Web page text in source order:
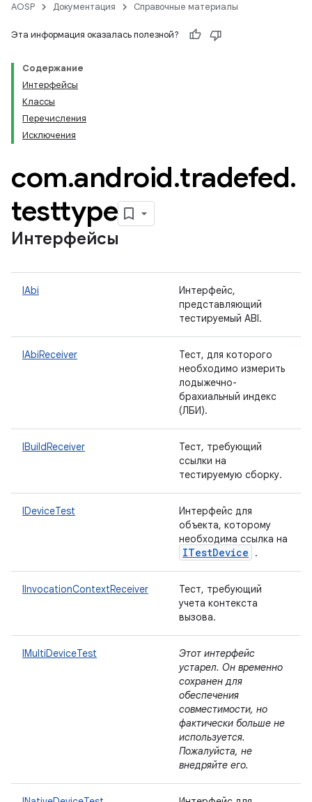
AOSP Документация Справочные материалы
Эта информация оказалась полезной?
Содержание
Интерфейсы
Классы
Перечисления
Исключения
com.android.tradefed.
testtype
Интерфейсы
IAbi
Интерфейс,
представляющий
тестируемый ABI.
IAbiReceiver
Тест, для которого
необходимо измерить
лодыжечно-
брахиальный индекс
(ЛБИ).
IBuildReceiver
Тест, требующий
ссылки на
тестируемую сборку.
IDeviceTest
Интерфейс для
объекта, которому
необходима ссылка на
ITestDevice .
IInvocationContextReceiver
Тест, требующий
учета контекста
вызова.
IMultiDeviceTest
Этот интерфейс
устарел. Он временно
сохранен для
обеспечения
совместимости, но
фактически больше не
используется.
Пожалуйста, не
внедряйте его.